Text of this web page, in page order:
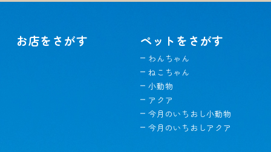
お店をさがす ペットをさがす
わんちゃん
ねこちゃん
小動物
アクア
今月のいちおし小動物
今月のいちおしアクア